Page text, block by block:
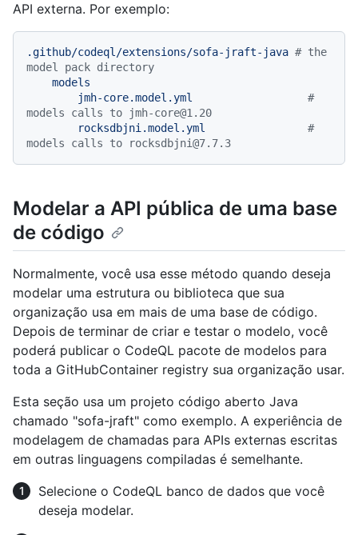
API externa. Por exemplo:
.github/codeql/extensions/sofa-jraft-java # the
model pack directory
models
jmh-core.model.yml
#
models calls to jmh-core@1.20
rocksdbjni.model.yml
#
models calls to rocksdbjni@7.7.3
Modelar a API pública de uma base
de código
Normalmente, você usa esse método quando deseja
modelar uma estrutura ou biblioteca que sua
organização usa em mais de uma base de código.
Depois de terminar de criar e testar o modelo, você
poderá publicar o CodeQL pacote de modelos para
toda a GitHubContainer registry sua organização usar.
Esta seção usa um projeto código aberto Java
chamado "sofa-jraft" como exemplo. A experiência de
modelagem de chamadas para APIs externas escritas
em outras linguagens compiladas é semelhante.
Selecione o CodeQL banco de dados que você
deseja modelar.